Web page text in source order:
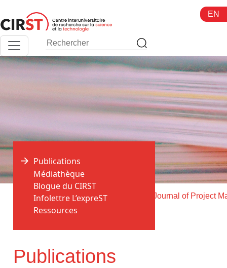
au
contenu
EN
Accueil > Publications >
Publications
Publications
Médiathèque
Blogue du CIRST
Infolettre L’expreST
Ressources